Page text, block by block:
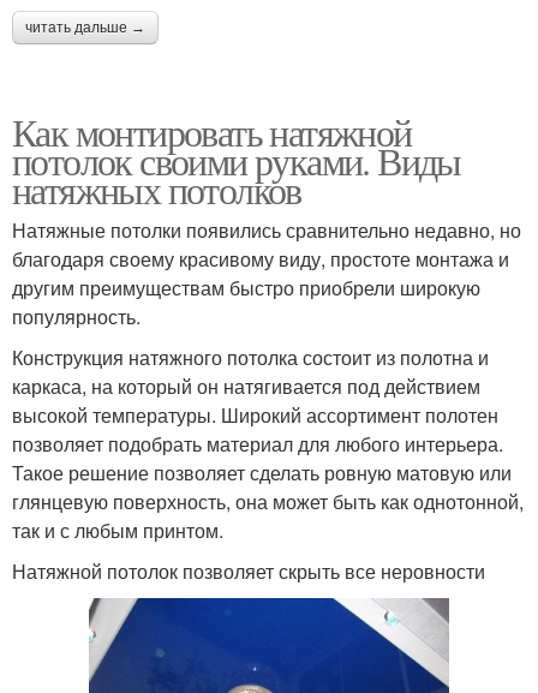
читать дальше →
Как монтировать натяжной
потолок своими руками. Виды
натяжных потолков
Натяжные потолки появились сравнительно недавно, но
благодаря своему красивому виду, простоте монтажа и
другим преимуществам быстро приобрели широкую
популярность.
Конструкция натяжного потолка состоит из полотна и
каркаса, на который он натягивается под действием
высокой температуры. Широкий ассортимент полотен
позволяет подобрать материал для любого интерьера.
Такое решение позволяет сделать ровную матовую или
глянцевую поверхность, она может быть как однотонной,
так и с любым принтом.
Натяжной потолок позволяет скрыть все неровности